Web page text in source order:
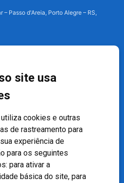
site usa
cookies e outras
de rastreamento para
experiência de
para os seguintes
para ativar a
básica do site, para
– Passo d'Areia, Porto Alegre – RS,
Canoas – RS, 92010-010
- 3º andar - Teresópolis, Porto Alegre -